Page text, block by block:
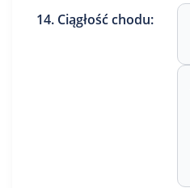
14. Ciągłość chodu: